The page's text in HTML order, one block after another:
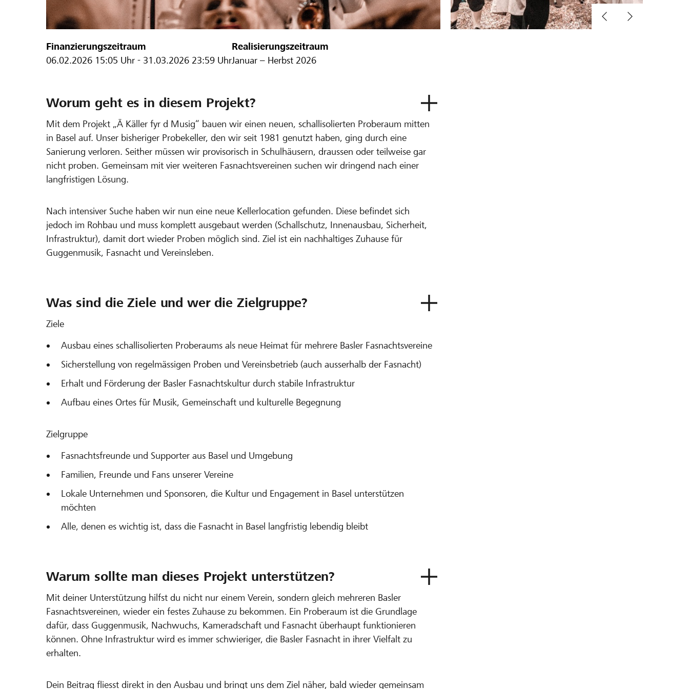
Finanzierungszeitraum
06.02.2026 15:05 Uhr - 31.03.2026 23:59 Uhr
Realisierungszeitraum
Januar – Herbst 2026
Worum geht es in diesem Projekt?
Mit dem Projekt „Ä Käller fyr d Musig“ bauen wir einen neuen, schallisolierten Proberaum mitten
in Basel auf. Unser bisheriger Probekeller, den wir seit 1981 genutzt haben, ging durch eine
Sanierung verloren. Seither müssen wir provisorisch in Schulhäusern, draussen oder teilweise gar
nicht proben. Gemeinsam mit vier weiteren Fasnachtsvereinen suchen wir dringend nach einer
langfristigen Lösung.
Nach intensiver Suche haben wir nun eine neue Kellerlocation gefunden. Diese befindet sich
jedoch im Rohbau und muss komplett ausgebaut werden (Schallschutz, Innenausbau, Sicherheit,
Infrastruktur), damit dort wieder Proben möglich sind. Ziel ist ein nachhaltiges Zuhause für
Guggenmusik, Fasnacht und Vereinsleben.
Was sind die Ziele und wer die Zielgruppe?
Ziele
Ausbau eines schallisolierten Proberaums als neue Heimat für mehrere Basler Fasnachtsvereine
Sicherstellung von regelmässigen Proben und Vereinsbetrieb (auch ausserhalb der Fasnacht)
Erhalt und Förderung der Basler Fasnachtskultur durch stabile Infrastruktur
Aufbau eines Ortes für Musik, Gemeinschaft und kulturelle Begegnung
Zielgruppe
Fasnachtsfreunde und Supporter aus Basel und Umgebung
Familien, Freunde und Fans unserer Vereine
Lokale Unternehmen und Sponsoren, die Kultur und Engagement in Basel unterstützen
möchten
Alle, denen es wichtig ist, dass die Fasnacht in Basel langfristig lebendig bleibt
Warum sollte man dieses Projekt unterstützen?
Mit deiner Unterstützung hilfst du nicht nur einem Verein, sondern gleich mehreren Basler
Fasnachtsvereinen, wieder ein festes Zuhause zu bekommen. Ein Proberaum ist die Grundlage
dafür, dass Guggenmusik, Nachwuchs, Kameradschaft und Fasnacht überhaupt funktionieren
können. Ohne Infrastruktur wird es immer schwieriger, die Basler Fasnacht in ihrer Vielfalt zu
erhalten.
Dein Beitrag fliesst direkt in den Ausbau und bringt uns dem Ziel näher, bald wieder gemeinsam